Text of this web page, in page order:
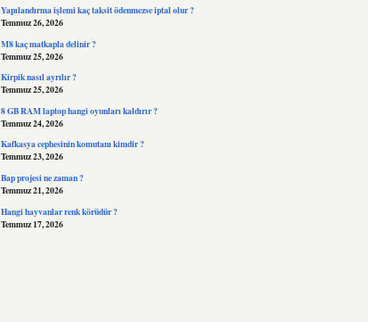
Yapılandırma işlemi kaç taksit ödenmezse iptal olur ?
Temmuz 26, 2026
M8 kaç matkapla delinir ?
Temmuz 25, 2026
Kirpik nasıl ayrılır ?
Temmuz 25, 2026
8 GB RAM laptop hangi oyunları kaldırır ?
Temmuz 24, 2026
Kafkasya cephesinin komutanı kimdir ?
Temmuz 23, 2026
Bap projesi ne zaman ?
Temmuz 21, 2026
Hangi hayvanlar renk körüdür ?
Temmuz 17, 2026